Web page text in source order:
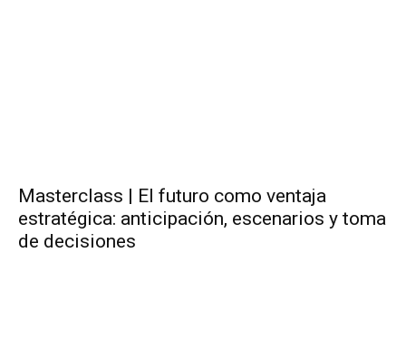
Masterclass | El futuro como ventaja
estratégica: anticipación, escenarios y toma
de decisiones